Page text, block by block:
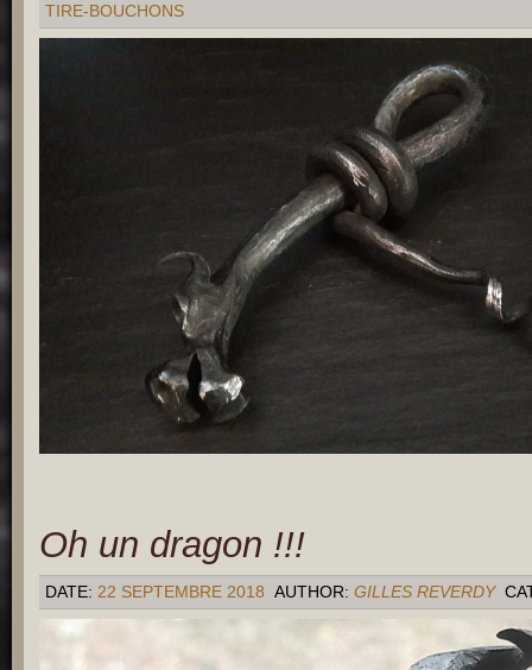
TIRE-BOUCHONS
Oh un dragon !!!
DATE: 22 SEPTEMBRE 2018 AUTHOR: GILLES REVERDY